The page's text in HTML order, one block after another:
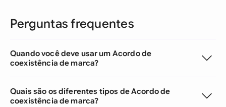
Perguntas frequentes
Quando você deve usar um Acordo de
coexistência de marca?
Quais são os diferentes tipos de Acordo de
coexistência de marca?